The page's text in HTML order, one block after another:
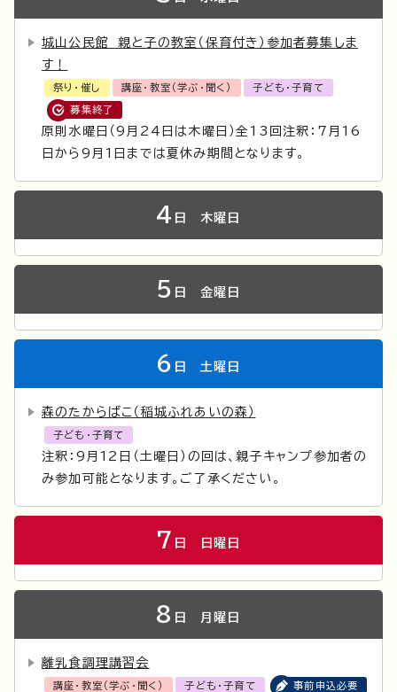
城山公民館 親と子の教室（保育付き）参加者募集しま
す！
祭り・催し 講座・教室（学ぶ・聞く） 子ども・子育て
募集終了
原則水曜日（9月24日は木曜日）全13回注釈：7月16
日から9月1日までは夏休み期間となります。
4 日 木曜日
5 日 金曜日
6 日 土曜日
森のたからばこ（稲城ふれあいの森）
子ども・子育て
注釈：9月12日（土曜日）の回は、親子キャンプ参加者の
み参加可能となります。ご了承ください。
7 日 日曜日
8 日 月曜日
離乳食調理講習会
講座・教室（学ぶ・聞く） 子ども・子育て 事前申込必要